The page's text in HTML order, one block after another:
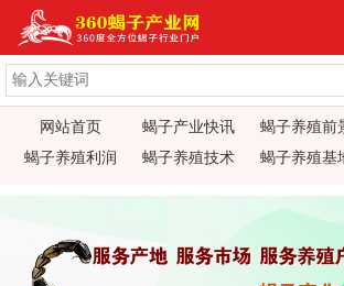
360蝎子养殖产业网_蝎子养殖技术视频_蝎子养
殖前景利润_蝎子蝎毒价格行情_蝎子养殖疾病防
网站首页 蝎子产业快讯 蝎子养殖前
蝎子养殖利润
蝎子养殖技术 蝎子养殖基